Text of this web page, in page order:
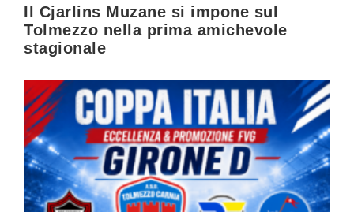
Il Cjarlins Muzane si impone sul
Tolmezzo nella prima amichevole
stagionale